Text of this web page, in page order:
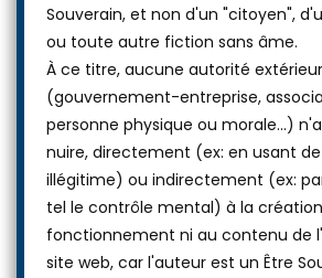
Souverain, et non d'un "citoyen",
ou toute autre fiction sans âme.
À ce titre, aucune autorité
(gouvernement-entreprise,
personne physique ou morale...)
nuire, directement (ex: en usant
illégitime) ou indirectement (ex:
tel le contrôle mental) à la
fonctionnement ni au contenu de
site web, car l'auteur est un Être